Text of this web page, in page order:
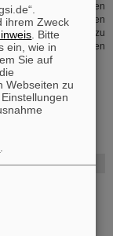
das Saugvermögen
Ergebnisse werden
Vakuums zu
ihrem Zweck
. Bitte
ein, wie in
Sie auf
Webseiten zu